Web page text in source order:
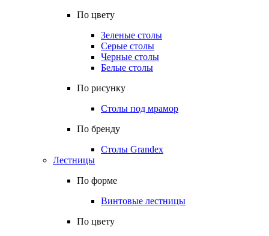
По цвету
Зеленые столы
Серые столы
Черные столы
Белые столы
По рисунку
Столы под мрамор
По бренду
Столы Grandex
Лестницы
По форме
Винтовые лестницы
По цвету